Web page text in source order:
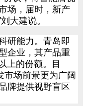
场，届时，新产
大建说。
研能力。青岛即
企业，其产品重
上的份额。目
市场前景更为广阔
牌提供视野盲区